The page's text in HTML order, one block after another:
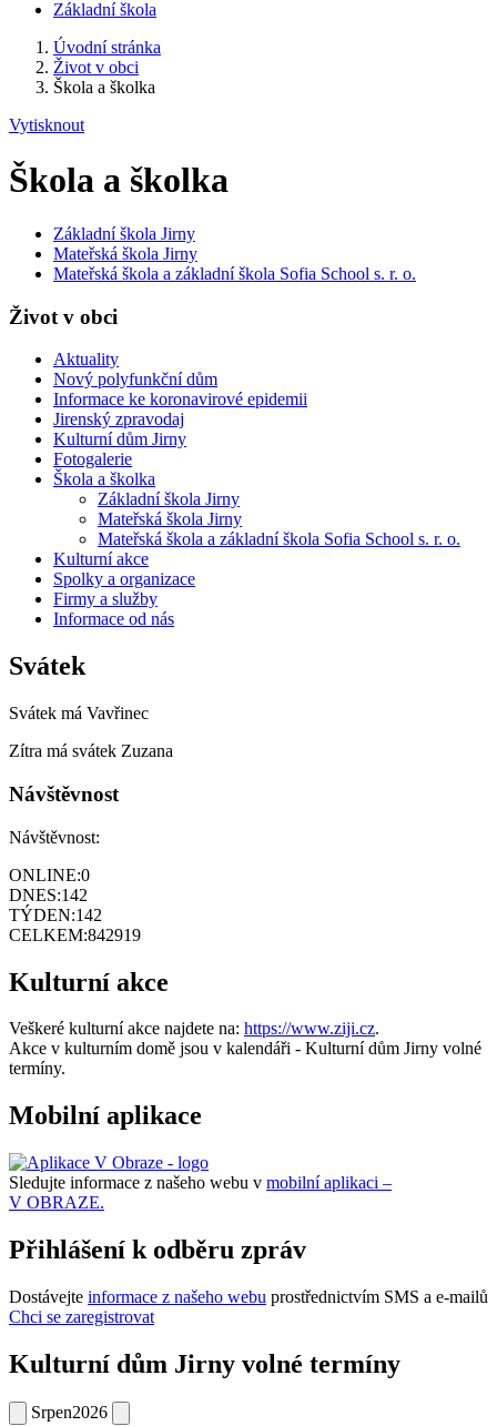
Základní škola
Úvodní stránka
Život v obci
Škola a školka
Vytisknout
Škola a školka
Základní škola Jirny
Mateřská škola Jirny
Mateřská škola a základní škola Sofia School s. r. o.
Život v obci
Aktuality
Nový polyfunkční dům
Informace ke koronavirové epidemii
Jirenský zpravodaj
Kulturní dům Jirny
Fotogalerie
Škola a školka
Základní škola Jirny
Mateřská škola Jirny
Mateřská škola a základní škola Sofia School s. r. o.
Kulturní akce
Spolky a organizace
Firmy a služby
Informace od nás
Svátek
Svátek má Vavřinec
Zítra má svátek Zuzana
Návštěvnost
Návštěvnost:
ONLINE:0
DNES:142
TÝDEN:142
CELKEM:842919
Kulturní akce
Veškeré kulturní akce najdete na: https://www.ziji.cz.
Akce v kulturním domě jsou v kalendáři - Kulturní dům Jirny volné
termíny.
Mobilní aplikace
Sledujte informace z našeho webu v mobilní aplikaci –
V OBRAZE.
Přihlášení k odběru zpráv
Dostávejte informace z našeho webu prostřednictvím SMS a e-mailů
Chci se zaregistrovat
Kulturní dům Jirny volné termíny
Srpen2026